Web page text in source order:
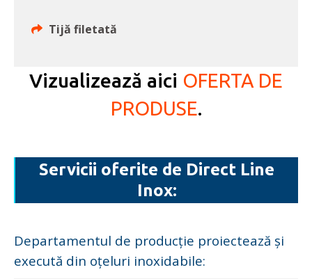
Tijă filetată
Vizualizează aici OFERTA DE
PRODUSE.
Servicii oferite de Direct Line
Inox:
Departamentul de producție proiectează și
execută din oțeluri inoxidabile: